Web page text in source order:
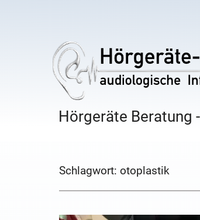
Hörgeräte Beratung
Schlagwort: otoplastik